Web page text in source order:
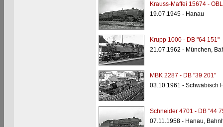
Krauss-Maffei 15674 -
19.07.1945 - Hanau
Krupp 1000 - DB "64 151"
21.07.1962 - München,
MBK 2287 - DB "39 201"
03.10.1961 - Schwäbisch
Schneider 4701 - DB "44
07.11.1958 - Hanau,